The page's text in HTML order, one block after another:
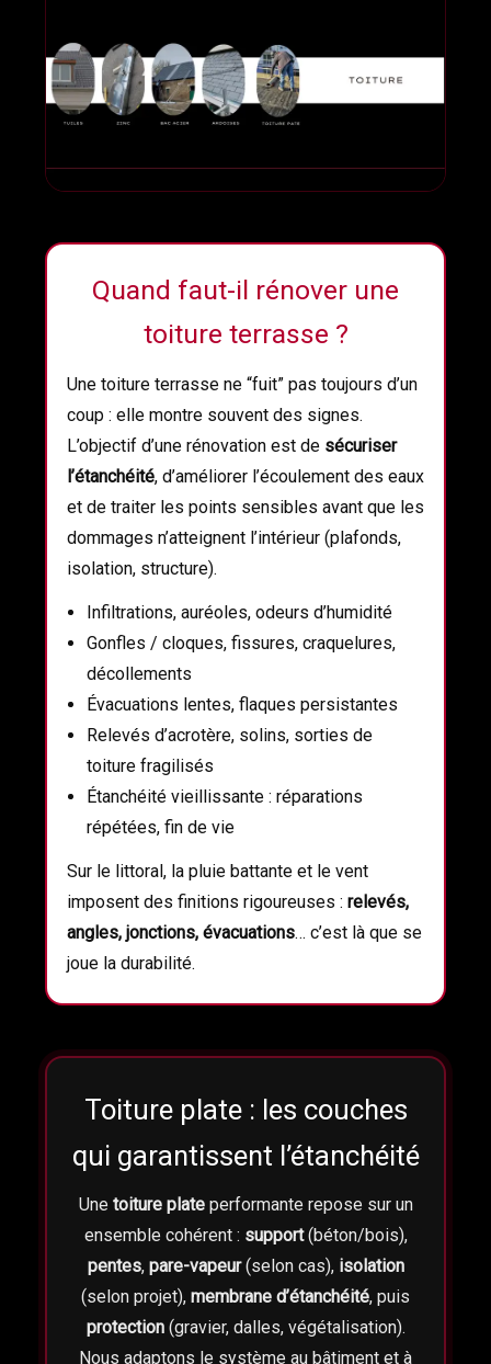
Quand faut-il rénover une
toiture terrasse ?
Une toiture terrasse ne “fuit” pas toujours d’un
coup : elle montre souvent des signes.
L’objectif d’une rénovation est de sécuriser
l’étanchéité, d’améliorer l’écoulement des eaux
et de traiter les points sensibles avant que les
dommages n’atteignent l’intérieur (plafonds,
isolation, structure).
Infiltrations, auréoles, odeurs d’humidité
Gonfles / cloques, fissures, craquelures,
décollements
Évacuations lentes, flaques persistantes
Relevés d’acrotère, solins, sorties de
toiture fragilisés
Étanchéité vieillissante : réparations
répétées, fin de vie
Sur le littoral, la pluie battante et le vent
imposent des finitions rigoureuses : relevés,
angles, jonctions, évacuations… c’est là que se
joue la durabilité.
Toiture plate : les couches
qui garantissent l’étanchéité
Une toiture plateperformante repose sur un
ensemble cohérent : support(béton/bois),
pentes, pare-vapeur(selon cas), isolation
(selon projet), membrane d’étanchéité, puis
protection(gravier, dalles, végétalisation).
Nous adaptons le système au bâtiment et à